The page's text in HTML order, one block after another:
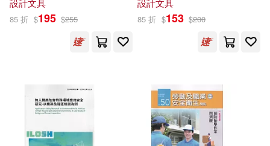
潘致弘(41) 鷹山誠一(41)
（美）約翰·湯普森(40)
BP研究會(39) 金庸(39)
法律出版社(162)
中國社會科學出版社(158)
匯識教育出版社(158)
設計文具
85 折 $195 $255
設計文具
85 折 $153 $200